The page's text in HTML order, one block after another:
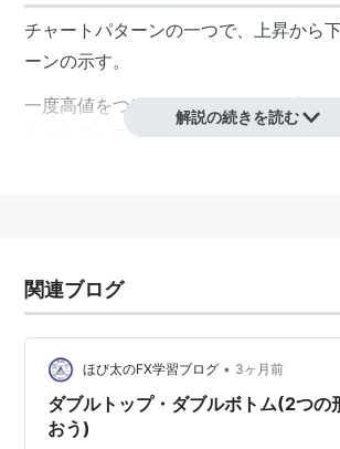
チャートパターンの一つで、上昇から
ーンの示す。
一度高値をつけた後に下降し、再度前
まで上昇し下降する。
じたと判断する。
一般的にネックラインからの下げ幅は
解説の続きを読む
関連ブログ
ほび太のFX学習ブログ • 3ヶ月前
ダブルトップ・ダブルボトム(2つの
おう)